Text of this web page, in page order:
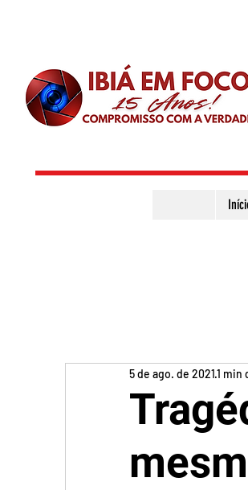
5 de ago. de 20211 min